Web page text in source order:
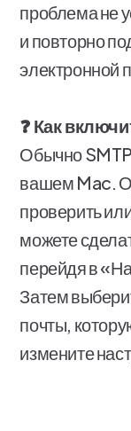
проблема не
и повторно
электронной
❓ Как
Обычно
вашем Mac.
проверить
можете
перейдя в
Затем
почты,
измените